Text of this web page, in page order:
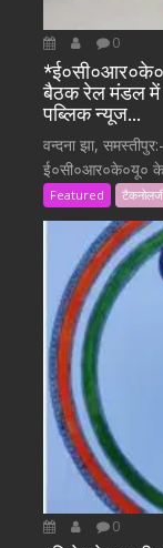
0
बैठक रेल मंडल में
पब्लिक न्यूज…
वन्दना झा,
ई०सी०आर०के०यू० के
Featured
0